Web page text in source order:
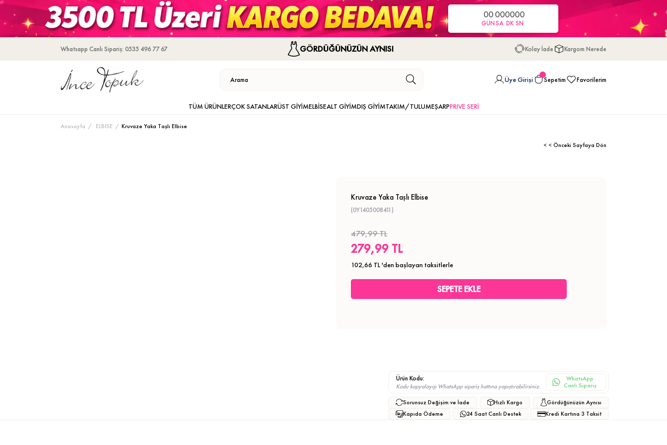
00
GÜN
00
SA
00
DK
00
SN
Whatsapp Canlı Sipariş: 0535 496 77 67 GÖRDÜĞÜNÜZÜN AYNISI Kolay İade Kargom Nerede
Üye Girişi Sepetim Favorilerim
TÜM ÜRÜNLERÇOK SATANLARÜST GİYİMELBİSEALT GİYİMDIŞ GİYİMTAKIM/TULUMEŞARPPRIVE SERİ
Anasayfa ELBİSE Kruvaze Yaka Taşlı Elbise
< < Önceki Sayfaya Dön
Kruvaze Yaka Taşlı Elbise
(0Y1405008411)
479,99 TL
279,99 TL
102,66 TL'den başlayan taksitlerle
Ürün Kodu:
Kodu kopyalayıp WhatsApp sipariş hattına yapıştırabilirsiniz.
WhatsApp
Canlı Sipariş
Sorunsuz Değişim ve İade Hızlı Kargo
Gördüğünüzün Aynısı
Kapıda Ödeme
24 Saat Canlı Destek Kredi Kartına 3 Taksit